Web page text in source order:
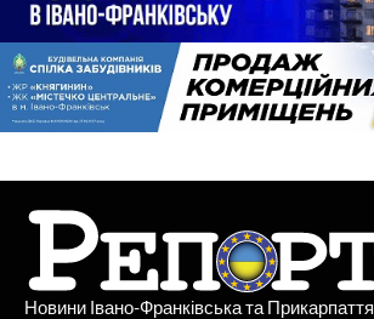
Новини Івано-Франківська та Прикарпаття